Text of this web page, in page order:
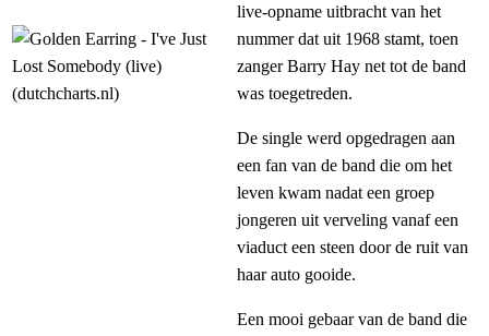
live-opname uitbracht van het
nummer dat uit 1968 stamt, toen
zanger Barry Hay net tot de band
was toegetreden.
De single werd opgedragen aan
een fan van de band die om het
leven kwam nadat een groep
jongeren uit verveling vanaf een
viaduct een steen door de ruit van
haar auto gooide.
Een mooi gebaar van de band die